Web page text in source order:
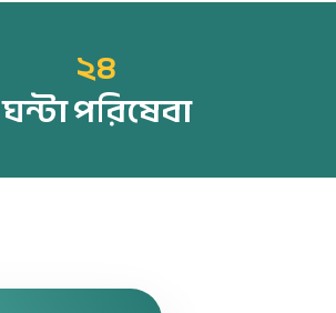
২৪
ঘন্টা পরিষেবা